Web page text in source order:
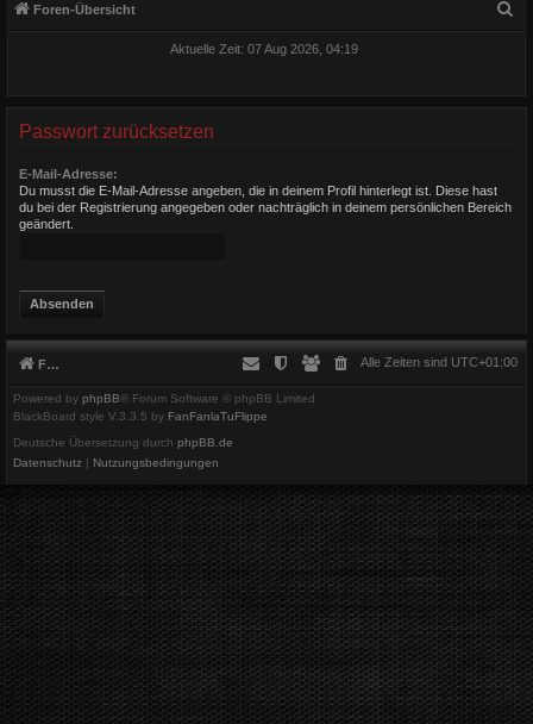
Foren-Übersicht
Aktuelle Zeit: 07 Aug 2026, 04:19
Passwort zurücksetzen
E-Mail-Adresse:
Du musst die E-Mail-Adresse angeben, die in deinem Profil hinterlegt ist. Diese hast
du bei der Registrierung angegeben oder nachträglich in deinem persönlichen Bereich
geändert.
Foren-Übersicht Alle Zeiten sind UTC+01:00
Powered by phpBB® Forum Software © phpBB Limited
BlackBoard style V.3.3.5 by FanFanlaTuFlippe
Deutsche Übersetzung durch phpBB.de
Datenschutz | Nutzungsbedingungen